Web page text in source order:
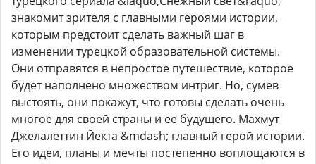
знакомит зрителя с главными героями истории,
которым предстоит сделать важный шаг в
изменении турецкой образовательной системы.
Они отправятся в непростое путешествие, которое
будет наполнено множеством интриг. Но, сумев
выстоять, они покажут, что готовы сделать очень
многое для своей страны и ее будущего. Махмут
Джелалеттин Йекта &mdash; главный герой истории.
Его идеи, планы и мечты постепенно воплощаются в